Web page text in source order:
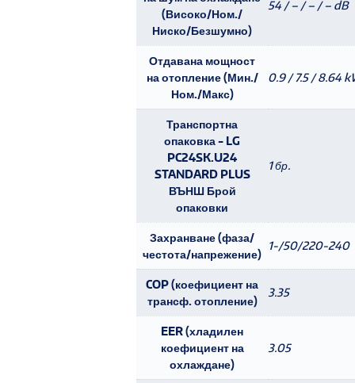
(Високо/Ном./
Ниско/Безшумно)
54 / – / – / – dB
Отдавана мощност
на отопление (Мин./
Ном./Макс)
0.9 / 7.5 / 8.64
Транспортна
опаковка - LG
PC24SK.U24
STANDARD PLUS
ВЪНШ Брой
опаковки
1 бр.
Захранване (фаза/
честота/напрежение)
1-/50/220-240
COP (коефициент на
трансф. отопление)
3.35
EER (хладилен
коефициент на
охлаждане)
3.05